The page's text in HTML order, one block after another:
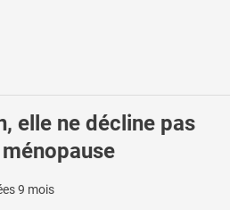
elle ne décline pas
9 mois